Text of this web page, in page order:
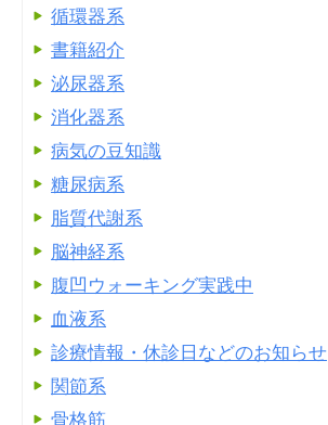
循環器系
書籍紹介
泌尿器系
消化器系
病気の豆知識
糖尿病系
脂質代謝系
脳神経系
腹凹ウォーキング実践中
血液系
診療情報・休診日などのお知らせ
関節系
骨格筋